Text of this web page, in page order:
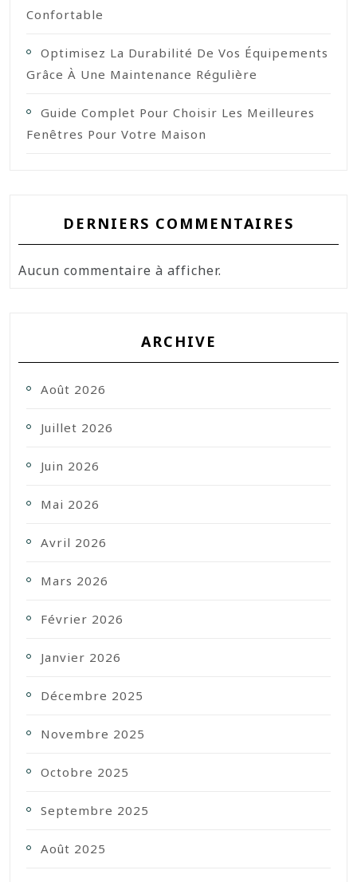
Confortable
Optimisez La Durabilité De Vos Équipements
Grâce À Une Maintenance Régulière
Guide Complet Pour Choisir Les Meilleures
Fenêtres Pour Votre Maison
DERNIERS COMMENTAIRES
Aucun commentaire à afficher.
ARCHIVE
Août 2026
Juillet 2026
Juin 2026
Mai 2026
Avril 2026
Mars 2026
Février 2026
Janvier 2026
Décembre 2025
Novembre 2025
Octobre 2025
Septembre 2025
Août 2025